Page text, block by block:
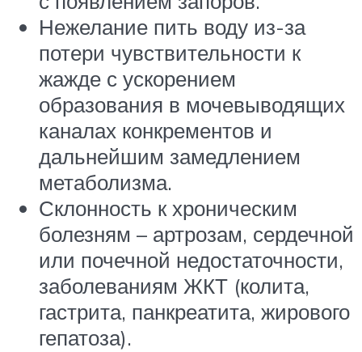
Нежелание пить воду из-за
потери чувствительности к
жажде с ускорением
образования в мочевыводящих
каналах конкрементов и
дальнейшим замедлением
метаболизма.
Склонность к хроническим
болезням – артрозам, сердечной
или почечной недостаточности,
заболеваниям ЖКТ (колита,
гастрита, панкреатита, жирового
гепатоза).